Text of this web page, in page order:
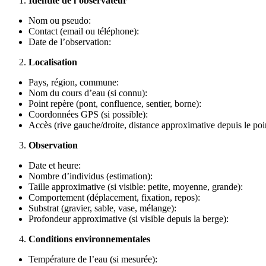
Nom ou pseudo:
Contact (email ou téléphone):
Date de l’observation:
Localisation
Pays, région, commune:
Nom du cours d’eau (si connu):
Point repère (pont, confluence, sentier, borne):
Coordonnées GPS (si possible):
Accès (rive gauche/droite, distance approximative depuis le
Observation
Date et heure:
Nombre d’individus (estimation):
Taille approximative (si visible: petite, moyenne, grande):
Comportement (déplacement, fixation, repos):
Substrat (gravier, sable, vase, mélange):
Profondeur approximative (si visible depuis la berge):
Conditions environnementales
Température de l’eau (si mesurée):